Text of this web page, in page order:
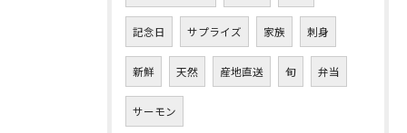
記念日 サプライズ 家族 刺身
新鮮 天然 産地直送 旬 弁当
サーモン